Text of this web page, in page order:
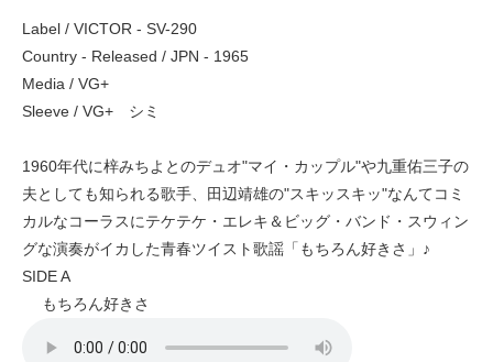
Label / VICTOR - SV-290
Country - Released / JPN - 1965
Media / VG+
Sleeve / VG+ シミ
1960年代に梓みちよとのデュオ"マイ・カップル"や九重佑三子の
夫としても知られる歌手、田辺靖雄の"スキッスキッ"なんてコミ
カルなコーラスにテケテケ・エレキ＆ビッグ・バンド・スウィン
グな演奏がイカした青春ツイスト歌謡「もちろん好きさ」♪
SIDE A
もちろん好きさ